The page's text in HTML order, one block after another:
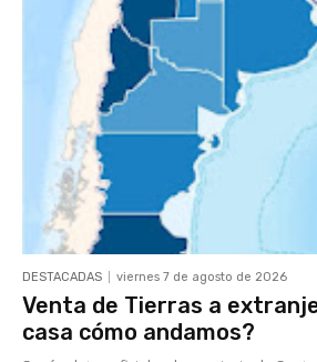
DESTACADAS viernes 7 de agosto de 2026
Venta de Tierras a
casa cómo andamos?